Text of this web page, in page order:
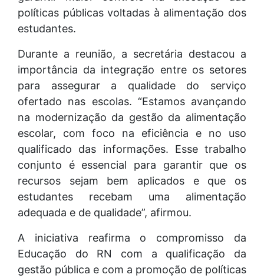
políticas públicas voltadas à alimentação dos
estudantes.
Durante a reunião, a secretária destacou a
importância da integração entre os setores
para assegurar a qualidade do serviço
ofertado nas escolas. “Estamos avançando
na modernização da gestão da alimentação
escolar, com foco na eficiência e no uso
qualificado das informações. Esse trabalho
conjunto é essencial para garantir que os
recursos sejam bem aplicados e que os
estudantes recebam uma alimentação
adequada e de qualidade”, afirmou.
A iniciativa reafirma o compromisso da
Educação do RN com a qualificação da
gestão pública e com a promoção de políticas